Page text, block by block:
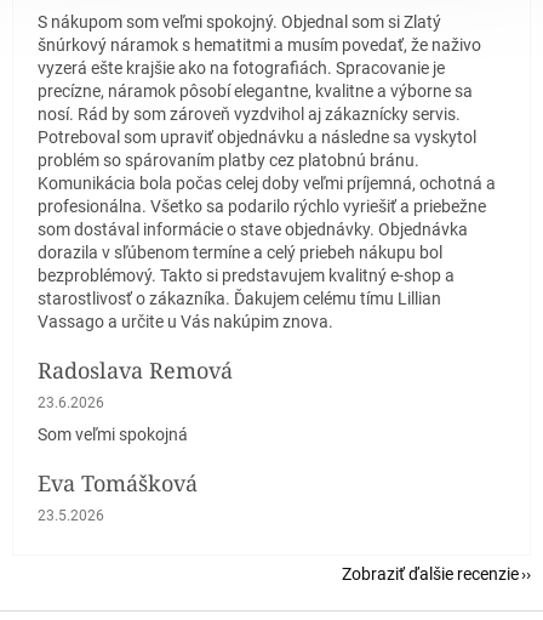
S nákupom som veľmi spokojný. Objednal som si Zlatý
šnúrkový náramok s hematitmi a musím povedať, že naživo
vyzerá ešte krajšie ako na fotografiách. Spracovanie je
precízne, náramok pôsobí elegantne, kvalitne a výborne sa
nosí. Rád by som zároveň vyzdvihol aj zákaznícky servis.
Potreboval som upraviť objednávku a následne sa vyskytol
problém so spárovaním platby cez platobnú bránu.
Komunikácia bola počas celej doby veľmi príjemná, ochotná a
profesionálna. Všetko sa podarilo rýchlo vyriešiť a priebežne
som dostával informácie o stave objednávky. Objednávka
dorazila v sľúbenom termíne a celý priebeh nákupu bol
bezproblémový. Takto si predstavujem kvalitný e-shop a
starostlivosť o zákazníka. Ďakujem celému tímu Lillian
Vassago a určite u Vás nakúpim znova.
Radoslava Remová
Hodnotenie obchodu je 5 z 5 hviezdičiek.
23.6.2026
Som veľmi spokojná
Eva Tomášková
Hodnotenie obchodu je 5 z 5 hviezdičiek.
23.5.2026
Zobraziť ďalšie recenzie